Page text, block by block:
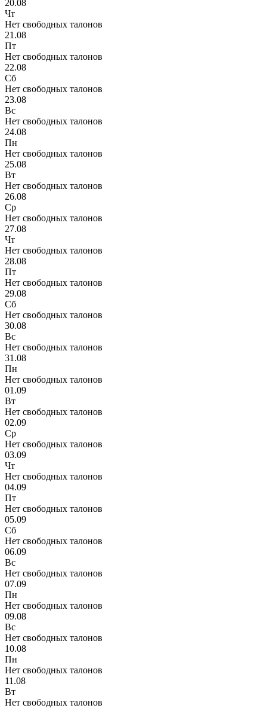
20.08
Чт
Нет свободных талонов
21.08
Пт
Нет свободных талонов
22.08
Сб
Нет свободных талонов
23.08
Вс
Нет свободных талонов
24.08
Пн
Нет свободных талонов
25.08
Вт
Нет свободных талонов
26.08
Ср
Нет свободных талонов
27.08
Чт
Нет свободных талонов
28.08
Пт
Нет свободных талонов
29.08
Сб
Нет свободных талонов
30.08
Вс
Нет свободных талонов
31.08
Пн
Нет свободных талонов
01.09
Вт
Нет свободных талонов
02.09
Ср
Нет свободных талонов
03.09
Чт
Нет свободных талонов
04.09
Пт
Нет свободных талонов
05.09
Сб
Нет свободных талонов
06.09
Вс
Нет свободных талонов
07.09
Пн
Нет свободных талонов
09.08
Вс
Нет свободных талонов
10.08
Пн
Нет свободных талонов
11.08
Вт
Нет свободных талонов